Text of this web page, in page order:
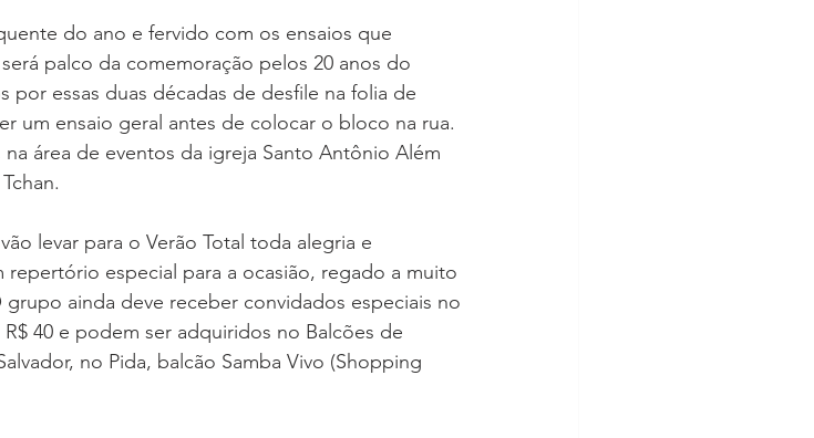
do ano e fervido com os ensaios que
palco da comemoração pelos 20 anos do
por essas duas décadas de desfile na folia de
um ensaio geral antes de colocar o bloco na rua.
área de eventos da igreja Santo Antônio Além
levar para o Verão Total toda alegria e
repertório especial para a ocasião, regado a muito
ainda deve receber convidados especiais no
40 e podem ser adquiridos no Balcões de
no Pida, balcão Samba Vivo (Shopping